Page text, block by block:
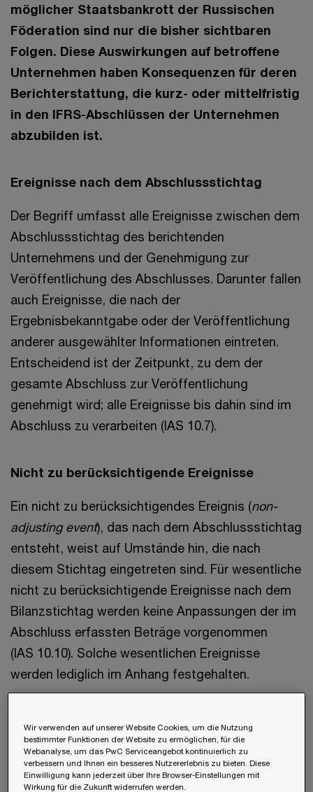
möglicher Staatsbankrott der Russischen
Föderation sind nur die bisher sichtbaren
Folgen. Diese Auswirkungen auf betroffene
Unternehmen haben Konsequenzen für deren
Berichterstattung, die kurz- oder mittelfristig
in den IFRS-Abschlüssen der Unternehmen
abzubilden ist.
Ereignisse nach dem Abschlussstichtag
Der Begriff umfasst alle Ereignisse zwischen dem
Abschlussstichtag des berichtenden
Unternehmens und der Genehmigung zur
Veröffentlichung des Abschlusses. Darunter fallen
auch Ereignisse, die nach der
Ergebnisbekanntgabe oder der Veröffentlichung
anderer ausgewählter Informationen eintreten.
Entscheidend ist der Zeitpunkt, zu dem der
gesamte Abschluss zur Veröffentlichung
genehmigt wird; alle Ereignisse bis dahin sind im
Abschluss zu verarbeiten (IAS 10.7).
Nicht zu berücksichtigende Ereignisse
Ein nicht zu berücksichtigendes Ereignis (non-
adjusting event), das nach dem Abschlussstichtag
entsteht, weist auf Umstände hin, die nach
diesem Stichtag eingetreten sind. Für wesentliche
nicht zu berücksichtigende Ereignisse nach dem
Bilanzstichtag werden keine Anpassungen der im
Abschluss erfassten Beträge vorgenommen
(IAS 10.10). Solche wesentlichen Ereignisse
werden lediglich im Anhang festgehalten.
Ereignisse sind u.a. (IAS 10.22):
Ein bedeutender
Wir verwenden auf unserer Website Cookies, um die Nutzung
bestimmter Funktionen der Website zu ermöglichen, für die
Webanalyse, um das PwC Serviceangebot kontinuierlich zu
verbessern und Ihnen ein besseres Nutzererlebnis zu bieten. Diese
Einwilligung kann jederzeit über Ihre Browser-Einstellungen mit
Wirkung für die Zukunft widerrufen werden.